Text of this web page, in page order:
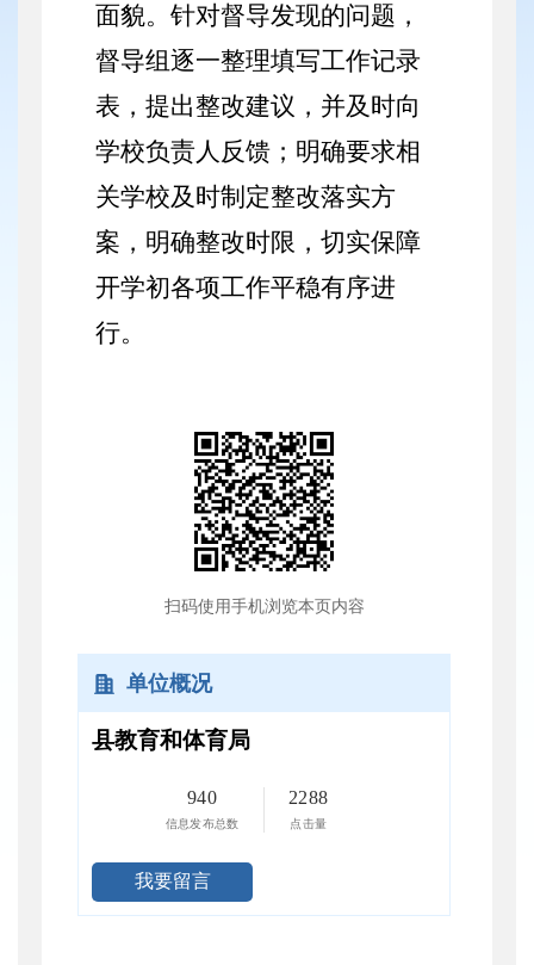
面貌。针对督导发现的问题，
督导组逐一整理填写工作记录
表，提出整改建议，并及时向
学校负责人反馈；明确要求相
关学校及时制定整改落实方
案，明确整改时限，切实保障
开学初各项工作平稳有序进
行。
扫码使用手机浏览本页内容
单位概况
县教育和体育局
940
信息发布总数
2288
点击量
我要留言